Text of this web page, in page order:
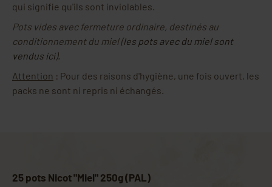
qui signifie qu'ils sont inviolables.
Pots vides avec fermeture ordinaire, destinés au
conditionnement du miel (les pots avec du miel sont
vendus ici).
Attention : Pour des raisons d'hygiène, une fois ouvert, les
packs ne sont ni repris ni échangés.
25 pots Nicot "Miel" 250g (PAL)